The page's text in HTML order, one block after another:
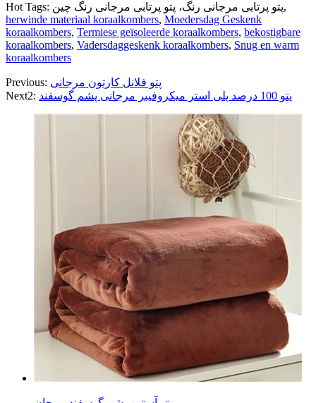
Hot Tags: پتو پرتابی مرجانی رنگ، پتو پرتابی مرجانی رنگ چین,
herwinde materiaal koraalkombers, Moedersdag Geskenk
koraalkombers, Termiese geïsoleerde koraalkombers, bekostigbare
koraalkombers, Vadersdaggeskenk koraalkombers, Snug en warm
koraalkombers
Previous: پتو فلانل کارتون مرجانی
Next2:
پتو 100 درصد پلی استر میکروفیبر مرجانی پشم گوسفند